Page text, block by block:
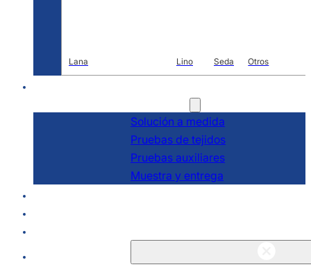
Lana Lino Seda Otros
Solución a medida
Pruebas de tejidos
Pruebas auxiliares
Muestra y entrega